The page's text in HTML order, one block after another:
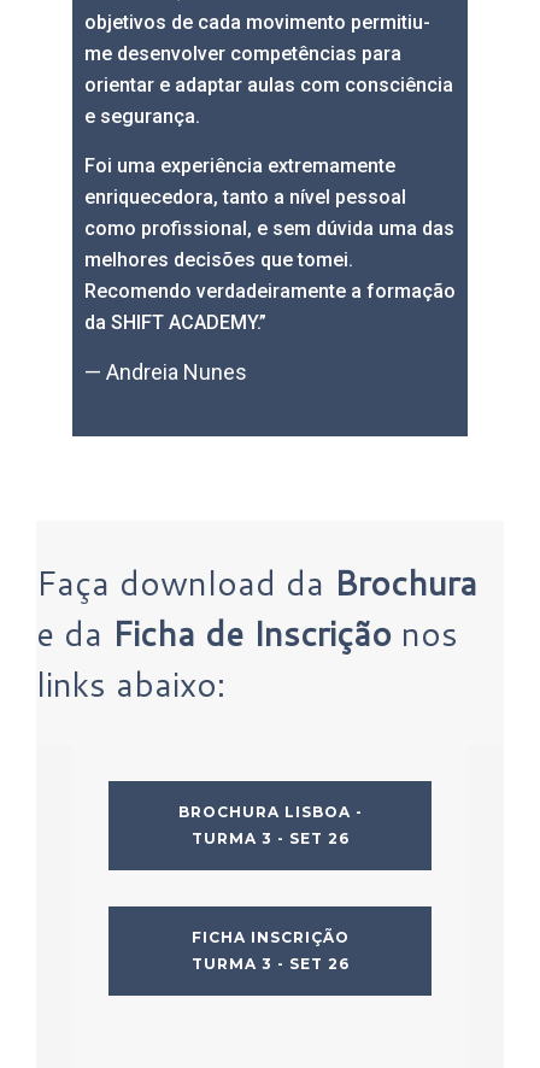
objetivos de cada movimento permitiu-
me desenvolver competências para
orientar e adaptar aulas com consciência
e segurança.
Foi uma experiência extremamente
enriquecedora, tanto a nível pessoal
como profissional, e sem dúvida uma das
melhores decisões que tomei.
Recomendo verdadeiramente a formação
da SHIFT ACADEMY.”
— Andreia Nunes
Faça download da Brochura
e da Ficha de Inscrição nos
links abaixo:
BROCHURA LISBOA -
TURMA 3 - SET 26
FICHA INSCRIÇÃO
TURMA 3 - SET 26